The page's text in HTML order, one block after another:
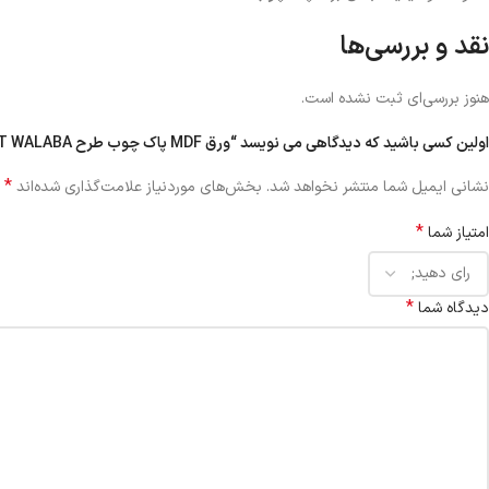
مناسب برای کسایی که دنبال
بهت دست می‌ده؛ چون می‌دونی فضای تو فرق داره و چشم هر کسی رو می‌گیره.
خیلی‌ها ورق‌های روشن رو فقط برای کابینت آشپزخونه می‌دونن، ولی این ورق یه
کسی بهش توجه کرده.
نقد و بررسی‌ها
هنوز بررسی‌ای ثبت نشده است.
اولین کسی باشید که دیدگاهی می نویسد “ورق MDF پاک چوب طرح LIGHT WALABA کد ۹۹۳۱ | برجسته ۱۶ میل”
نشانی ایمیل شما منتشر نخواهد شد. بخش‌های موردنیاز علامت‌گذاری شده‌اند*
امتیاز شما*
دیدگاه شما*